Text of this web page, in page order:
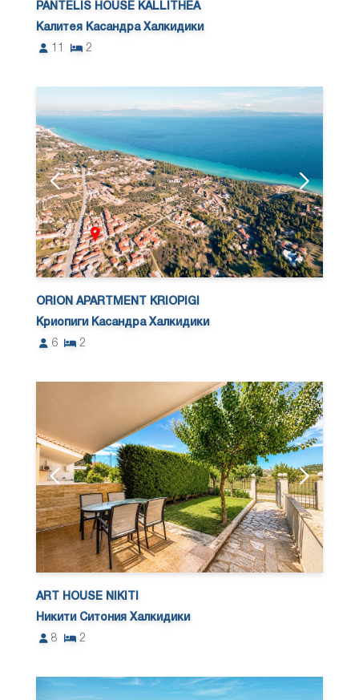
PANTELIS HOUSE KALLITHEA
Калитея Касандра Халкидики
11
2
ORION APARTMENT KRIOPIGI
Криопиги Касандра Халкидики
6
2
ART HOUSE NIKITI
Никити Ситония Халкидики
8
2